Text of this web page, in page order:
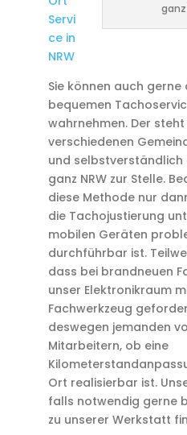
Servi
ce in
NRW
Sie können auch gerne
bequemen
wahrnehmen. Der steht
verschiedenen
und selbstverständlich
ganz NRW zur Stelle.
diese Methode nur
die Tachojustierung
mobilen Geräten
durchführbar ist.
dass bei brandneuen
unser Elektronikraum
Fachwerkzeug
deswegen jemanden
Mitarbeitern, ob eine
Ort realisierbar ist.
falls notwendig gerne
zu unserer Werkstatt